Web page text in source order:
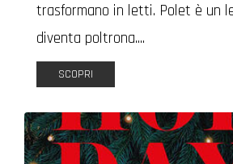
trasformano in letti. Polet è un
diventa poltrona....
SCOPRI